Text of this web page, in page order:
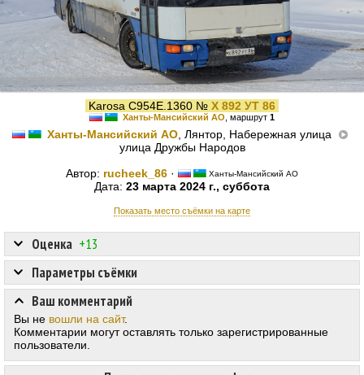
Karosa C954E.1360 № Х 892 УТ 86
Ханты-Мансийский АО , маршрут 1
Ханты-Мансийский АО , Лянтор, Набережная улица
улица Дружбы Народов
Автор: rucheek_86 · Ханты-Мансийский АО
Дата: 23 марта 2024 г., суббота
Показать место съёмки на карте
Оценка +13
Параметры съёмки
Ваш комментарий
Вы не вошли на сайт.
Комментарии могут оставлять только зарегистрированные
пользователи.